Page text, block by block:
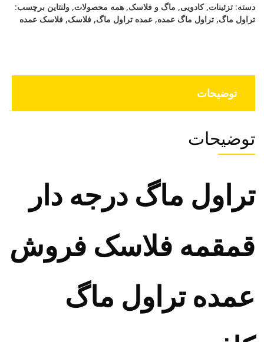
عدد
دسته: تزئینات,کادویی, ماگ و فلاسک, همه محصولات, ولنتاین برچسب:
تراول ماگ, تراول ماگ عمده, عمده تراول ماگ, فلاسک, فلاسک عمده
توضیحات
توضیحات
تراول ماگ درجه دار
قمقمه فلاسک فروش
عمده تراول ماگ